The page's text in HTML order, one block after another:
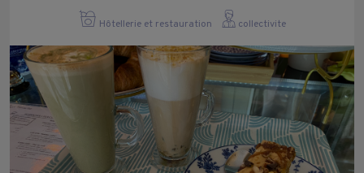
Hôtellerie et restauration collectivite